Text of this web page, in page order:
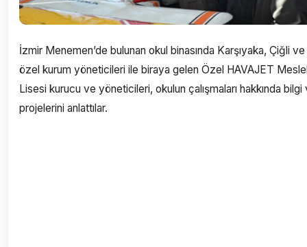
İzmir Menemen’de bulunan okul binasında Karşıyaka, Çiğli
özel kurum yöneticileri ile biraya gelen Özel HAVAJET
Lisesi kurucu ve yöneticileri, okulun çalışmaları hakkında
projelerini anlattılar.